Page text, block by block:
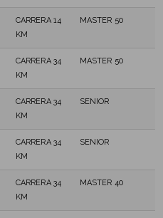
CARRERA 14
KM
MASTER 50
CARRERA 34
KM
MASTER 50
CARRERA 34
KM
SENIOR
CARRERA 34
KM
SENIOR
CARRERA 34
KM
MASTER 40